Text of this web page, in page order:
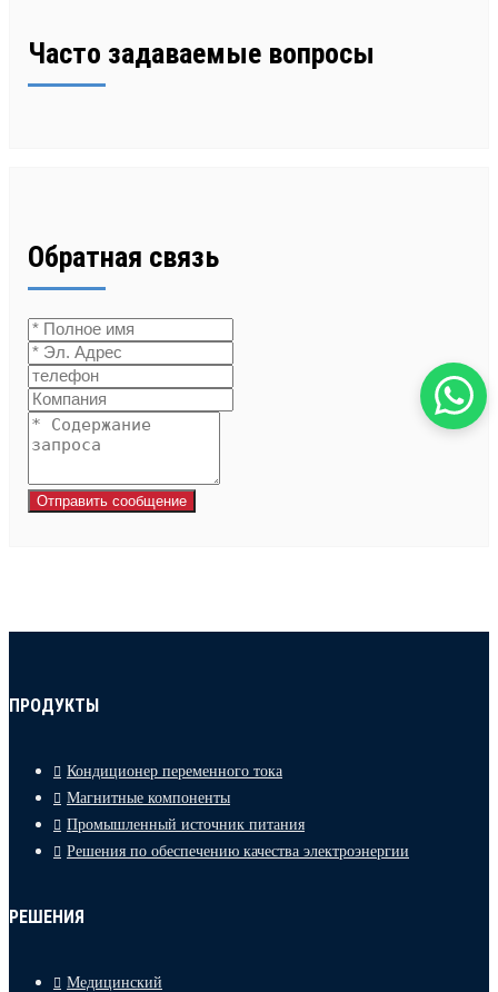
Часто задаваемые вопросы
Обратная связь
Отправить сообщение
ПРОДУКТЫ
Кондиционер переменного тока
Магнитные компоненты
Промышленный источник питания
Решения по обеспечению качества электроэнергии
РЕШЕНИЯ
Медицинский